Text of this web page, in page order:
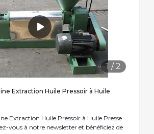
1 / 2
Extraction Huile Pressoir à Huile
Extraction Huile Pressoir à Huile Presse
vous à notre newsletter et bénéficiez de